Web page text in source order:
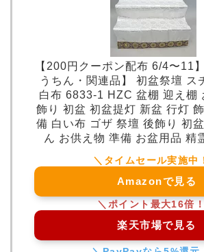
【200円クーポン配布 6/4〜11
うちん・関連品】 初盆祭壇 ス
白布 6833-1 HZC 盆棚 迎え棚
飾り 初盆 初盆提灯 新盆 行灯
備 白い布 ゴザ 祭壇 後飾り 初
ん お供え物 準備 お盆用品 精
Amazonで見る
楽天市場で見る